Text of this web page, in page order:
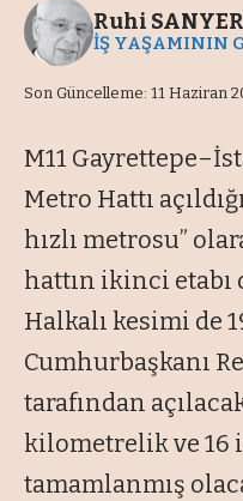
Son Güncelleme: 11 Haziran
Ruhi SANYER
İŞ YAŞAMININ
M11
Metro Hattı
hızlı metrosu”
hattın ikinci
Halkalı kesimi de
Cumhurbaşkanı
tarafından
kilometrelik ve 16
tamamlanmış